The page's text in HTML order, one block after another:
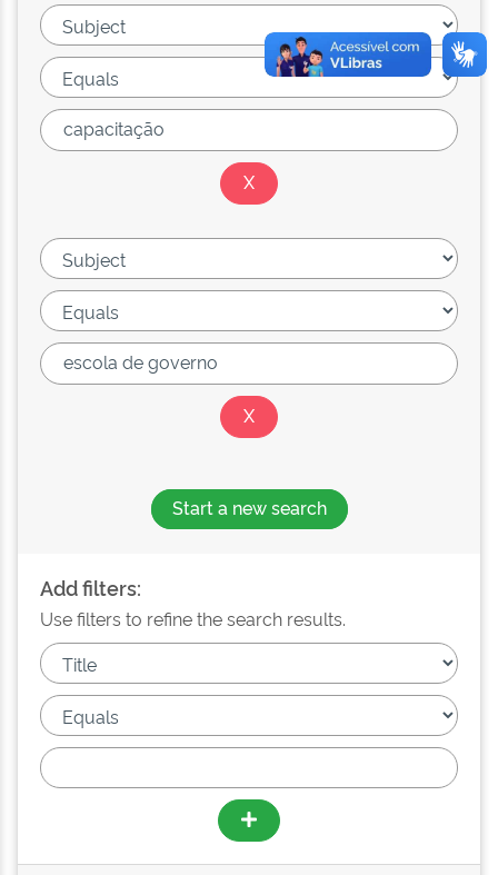
Start a new search
Add filters:
Use filters to refine the search results.